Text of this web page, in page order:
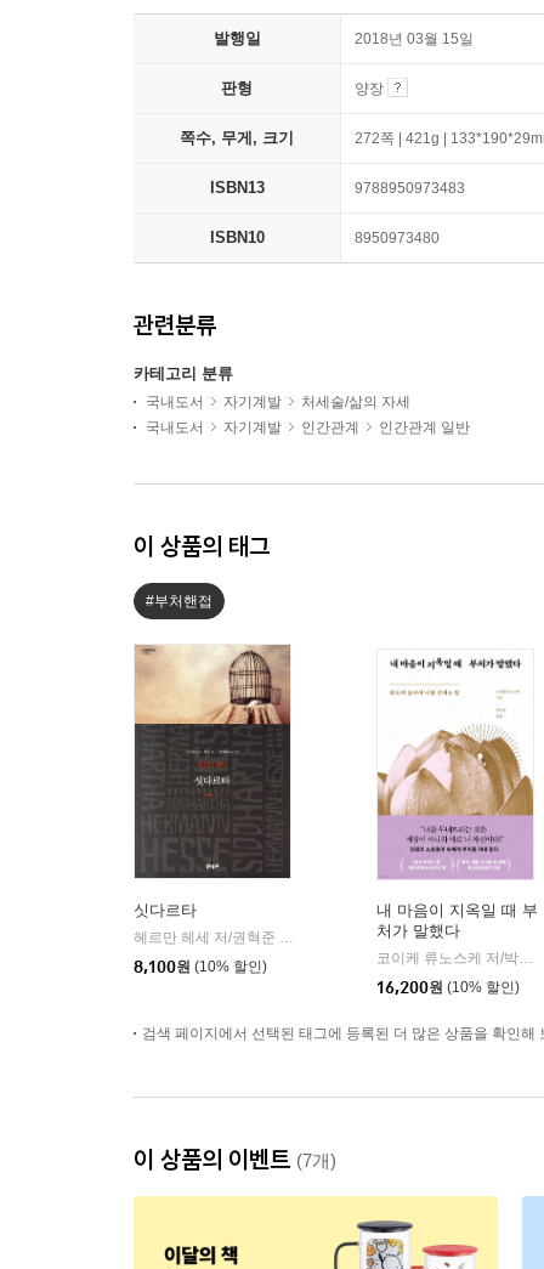
발행일 2018년 03월 15일
판형 양장
쪽수, 무게, 크기 272쪽 | 421g |
ISBN13 9788950973483
ISBN10 8950973480
관련분류
카테고리 분류
국내도서 자기계발
처세술/삶의 자세
국내도서
자기계발 인간관계 인간관계 일반
이 상품의 태그
#부처핸접
싯다르타
헤르만 헤세 저/권혁준 역
8,100원 (10% 할인)
내 마음이 지옥일 때 부
처가 말했다
코이케 류노스케 저/박수현 역
16,200원 (10% 할인)
검색 페이지에서 선택된 태그에 등록된 더 많은 상품을 확인해
이 상품의 이벤트 (7개)